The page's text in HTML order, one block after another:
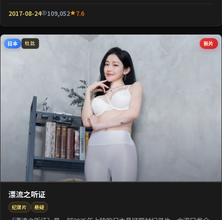
2017-08-24 109,052 7.6
新片
日本 杜比
漂流之听证
纪录片 悬疑